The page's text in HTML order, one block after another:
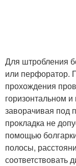
Для штробления
или перфоратор.
прохождения
горизонтальном
заворачивая под
прокладка не
помощью
полосы,
соответствовать